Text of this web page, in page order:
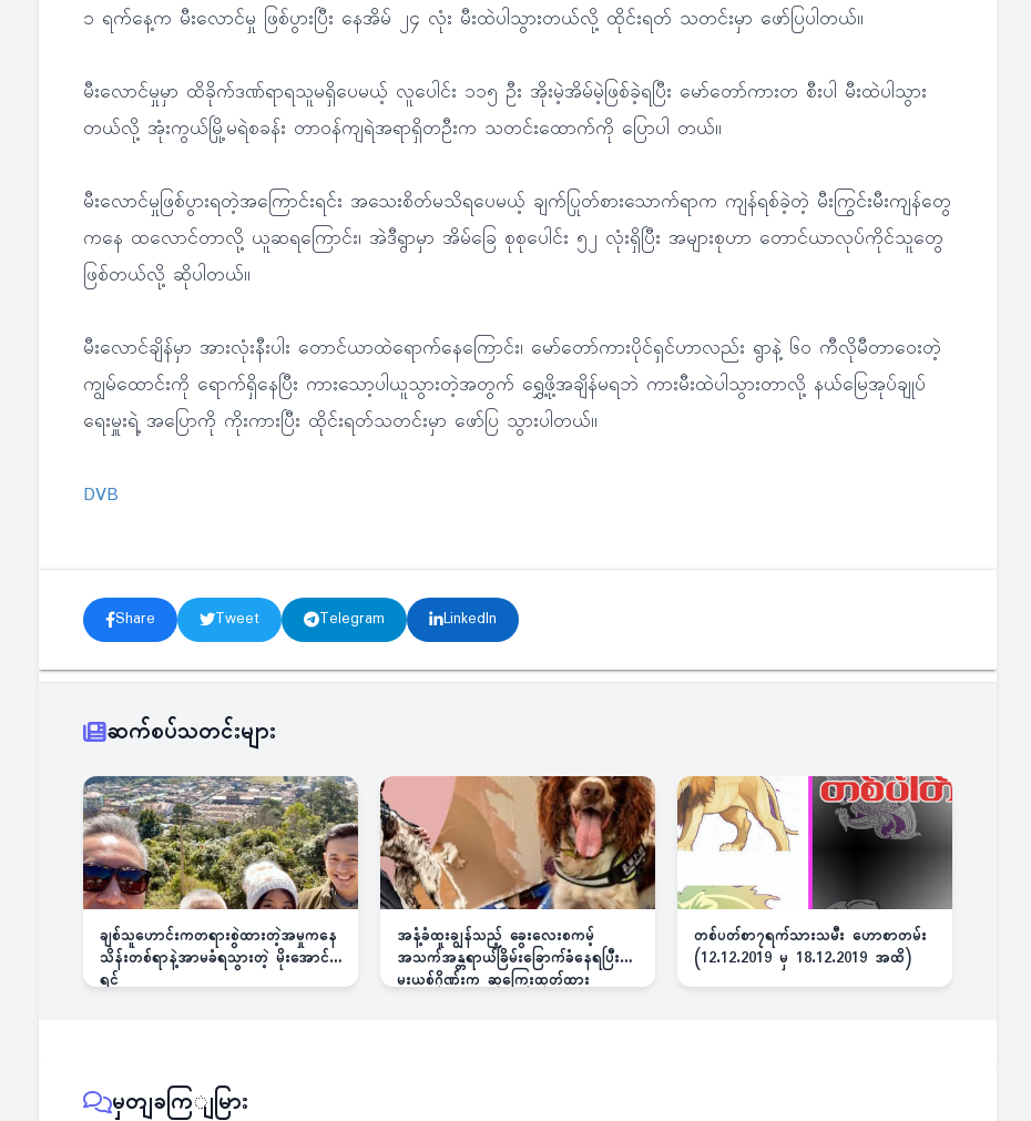
၁ ရက်နေ့က မီးလောင်မှု ဖြစ်ပွားပြီး နေအိမ် ၂၄ လုံး မီးထဲပါသွားတယ်လို့ ထိုင်းရတ် သတင်းမှာ ဖော်ပြပါတယ်။
မီးလောင်မှုမှာ ထိခိုက်ဒဏ်ရာရသူမရှိပေမယ့် လူပေါင်း ၁၁၅ ဦး အိုးမဲ့အိမ်မဲ့ဖြစ်ခဲ့ရပြီး မော်တော်ကားတ စီးပါ မီးထဲပါသွား
တယ်လို့ အုံးကွယ်မြို့မရဲစခန်း တာဝန်ကျရဲအရာရှိတဦးက သတင်းထောက်ကို ပြောပါ တယ်။
မီးလောင်မှုဖြစ်ပွားရတဲ့အကြောင်းရင်း အသေးစိတ်မသိရပေမယ့် ချက်ပြုတ်စားသောက်ရာက ကျန်ရစ်ခဲ့တဲ့ မီးကြွင်းမီးကျန်တွေ
ကနေ ထလောင်တာလို့ ယူဆရကြောင်း၊ အဲဒီရွာမှာ အိမ်ခြေ စုစုပေါင်း ၅၂ လုံးရှိပြီး အများစုဟာ တောင်ယာလုပ်ကိုင်သူတွေ
ဖြစ်တယ်လို့ ဆိုပါတယ်။
မီးလောင်ချိန်မှာ အားလုံးနီးပါး တောင်ယာထဲရောက်နေကြောင်း၊ မော်တော်ကားပိုင်ရှင်ဟာလည်း ရွာနဲ့ ၆၀ ကီလိုမီတာဝေးတဲ့
ကျွမ်ထောင်းကို ရောက်ရှိနေပြီး ကားသော့ပါယူသွားတဲ့အတွက် ရွှေ့ဖို့အချိန်မရဘဲ ကားမီးထဲပါသွားတာလို့ နယ်မြေအုပ်ချုပ်
ရေးမှူးရဲ့ အပြောကို ကိုးကားပြီး ထိုင်းရတ်သတင်းမှာ ဖော်ပြ သွားပါတယ်။
DVB
Share Tweet Telegram LinkedIn
ဆက်စပ်သတင်းများ
ချစ်သူဟောင်းကတရားစွဲထားတဲ့အမှုကနေ
သိန်းတစ်ရာနဲ့အာမခံရသွားတဲ့ မိုးအောင်
ရင်
အနံ့ခံထူးချွန်သည့် ခွေးလေးစကမ့်
အသက်အန္တရာယ်ခြိမ်းခြောက်ခံနေရပြီး
မူးယစ်ဂိုဏ်းက ဆုကြေးထုတ်ထား
တစ်ပတ်စာ၇ရက်သားသမီး ဟောစာတမ်း
(12.12.2019 မှ 18.12.2019 အထိ)
မှတျခကြျမြား